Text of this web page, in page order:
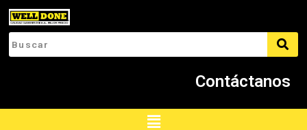
contenido
Contáctanos
Menú